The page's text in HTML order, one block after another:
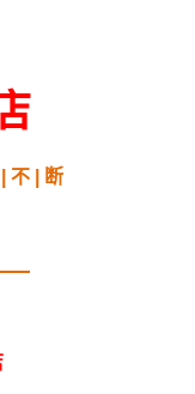
不 | 断